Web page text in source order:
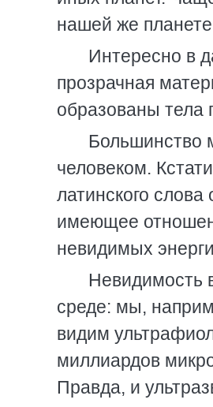
нашей же
Интересно в
прозрачная
образованы тела
Большинство
человеком.
латинского
имеющее
невидимых
Невидимость
среде: мы,
видим
миллиардов
Правда, и